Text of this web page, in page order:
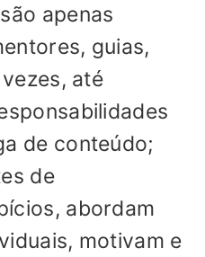
apenas
guias,
até
de conteúdo;
de
abordam
motivam e